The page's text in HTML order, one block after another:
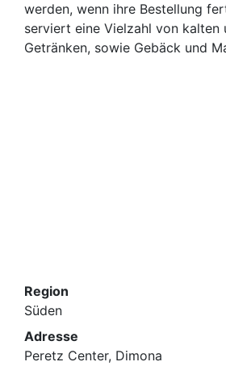
werden, wenn ihre Bestellung
serviert eine Vielzahl von kalten
Getränken, sowie Gebäck und
Region
Süden
Adresse
Peretz Center, Dimona